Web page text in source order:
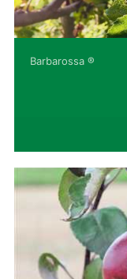
Barbarossa ®